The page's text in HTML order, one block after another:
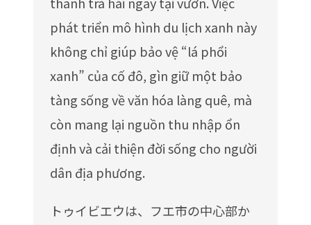
phát triển mô hình du lịch xanh này
không chỉ giúp bảo vệ “lá phổi
xanh” của cố đô, gìn giữ một bảo
tàng sống về văn hóa làng quê, mà
còn mang lại nguồn thu nhập ổn
định và cải thiện đời sống cho người
dân địa phương.
トゥイビエウは、フエ市の中心部か